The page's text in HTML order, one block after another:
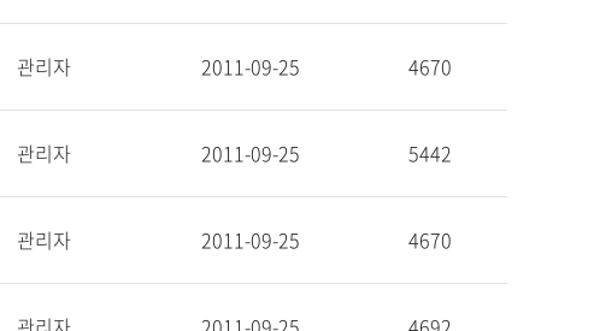
관리자 2011-09-25 4670
관리자 2011-09-25 5442
관리자 2011-09-25 4670